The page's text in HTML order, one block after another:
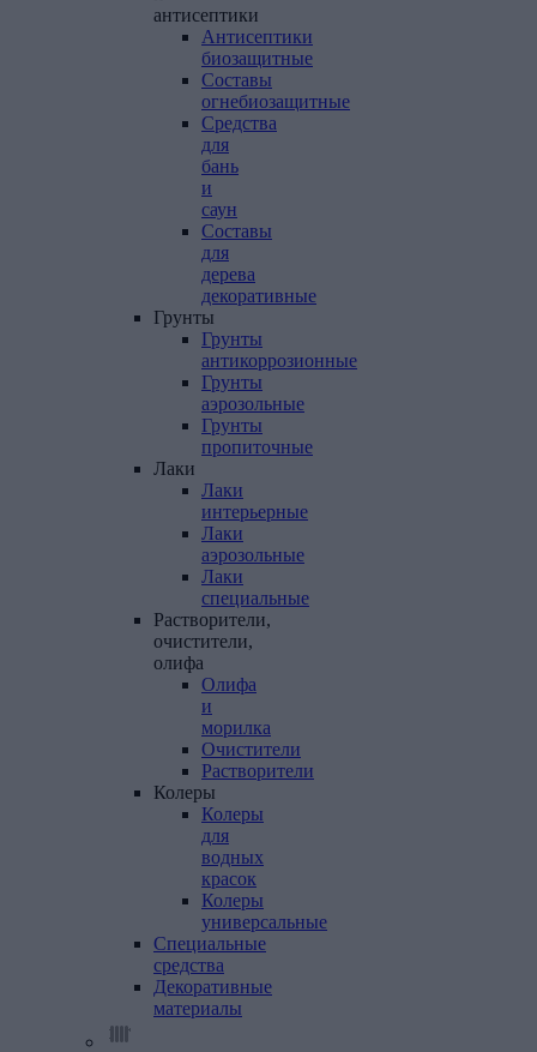
антисептики
Антисептики
биозащитные
Составы
огнебиозащитные
Средства
для
бань
и
саун
Составы
для
дерева
декоративные
Грунты
Грунты
антикоррозионные
Грунты
аэрозольные
Грунты
пропиточные
Лаки
Лаки
интерьерные
Лаки
аэрозольные
Лаки
специальные
Растворители,
очистители,
олифа
Олифа
и
морилка
Очистители
Растворители
Колеры
Колеры
для
водных
красок
Колеры
универсальные
Специальные
средства
Декоративные
материалы